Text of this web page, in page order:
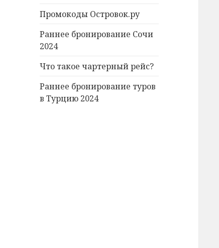
Промокоды Островок.ру
Раннее бронирование Сочи
2024
Что такое чартерный рейс?
Раннее бронирование туров
в Турцию 2024